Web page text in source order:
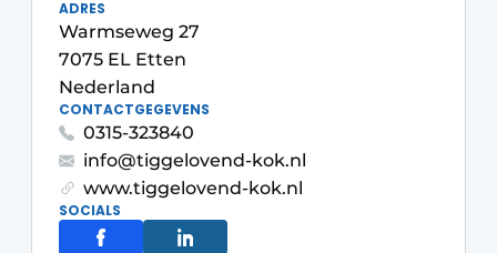
ADRES
Warmseweg 27
7075 EL Etten
Nederland
CONTACTGEGEVENS
0315-323840
info@tiggelovend-kok.nl
www.tiggelovend-kok.nl
SOCIALS